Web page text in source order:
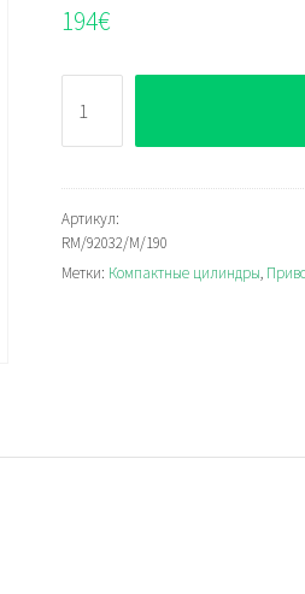
194€
RM/92032/M/190
Артикул:
RM/92032/M/190
Метки: Компактные цилиндры,